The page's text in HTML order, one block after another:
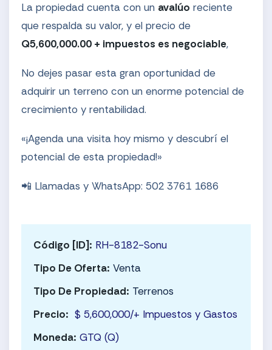
La propiedad cuenta con un avalúo reciente
que respalda su valor, y el precio de
Q5,600,000.00 + impuestos es negociable,
No dejes pasar esta gran oportunidad de
adquirir un terreno con un enorme potencial de
crecimiento y rentabilidad.
«¡Agenda una visita hoy mismo y descubrí el
potencial de esta propiedad!»
📲 Llamadas y WhatsApp: 502 3761 1686
Código [ID]: RH-8182-Sonu
Tipo De Oferta: Venta
Tipo De Propiedad: Terrenos
Precio: $ 5,600,000/+ Impuestos y Gastos
Moneda: GTQ (Q)